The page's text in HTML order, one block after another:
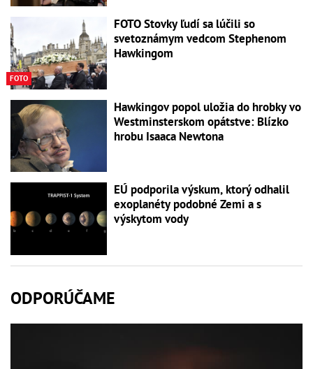
FOTO
FOTO Stovky ľudí sa lúčili so
svetoznámym vedcom Stephenom
Hawkingom
Hawkingov popol uložia do hrobky vo
Westminsterskom opátstve: Blízko
hrobu Isaaca Newtona
EÚ podporila výskum, ktorý odhalil
exoplanéty podobné Zemi a s
výskytom vody
ODPORÚČAME